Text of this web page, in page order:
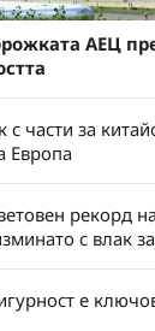
АЕЦ
с части за
Европа
рекорд
с влак
е